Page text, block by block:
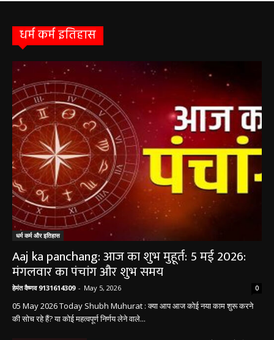
धर्म कर्म इतिहास
धर्म कर्म और इतिहास
Aaj ka panchang: आज का शुभ मुहूर्त: 5 मई 2026:
मंगलवार का पंचांग और शुभ समय
हेमंत वैष्णव 9131614309 May 5, 2026 0
05 May 2026 Today Shubh Muhurat : क्या आप आज कोई नया काम शुरू करने
की सोच रहे हैं? या कोई महत्वपूर्ण निर्णय लेने वाले...